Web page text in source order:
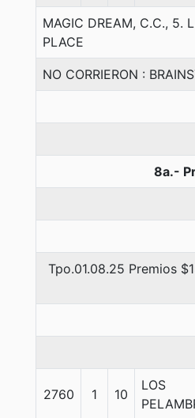
MAGIC DREAM, C.C., 5.
PLACE
NO CORRIERON :
8a.-
Tpo.01.08.25 Premios
2760 1 10
LOS